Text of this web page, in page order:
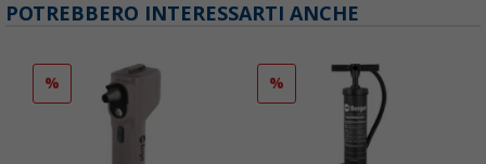
POTREBBERO INTERESSARTI ANCHE
% %